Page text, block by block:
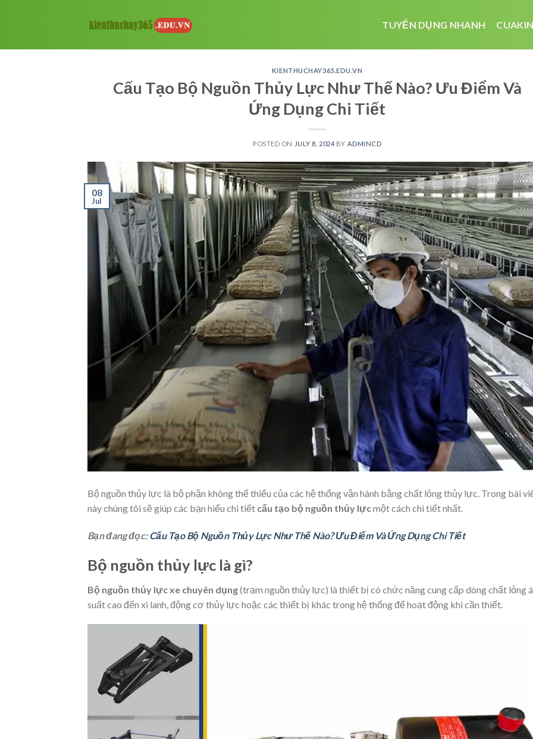
TUYỂN DỤNG NHANH
KIENTHUCHAY365.EDU.VN
Cấu Tạo Bộ Nguồn Thủy Lực Như Thế Nào? Ưu Điểm Và
Ứng Dụng Chi Tiết
POSTED ON JULY 8, 2024 BY ADMINCD
08
Jul
Bộ nguồn thủy lực là bộ phận không thể thiếu của các hệ thống vận hành bằng chất lỏng thủy lực. Trong bài
này chúng tôi sẽ giúp các bạn hiểu chi tiết cấu tạo bộ nguồn thủy lựcmột cách chi tiết nhất.
Bạn đang đọc:Cấu Tạo Bộ Nguồn Thủy Lực Như Thế Nào? Ưu Điểm Và Ứng Dụng Chi Tiết
Bộ nguồn thủy lực là gì?
Bộ nguồn thủy lực xe chuyên dụng(trạm nguồn thủy lực) là thiết bị có chức năng cung cấp dòng chất lỏng
suất cao đến xi lanh, động cơ thủy lực hoặc các thiết bị khác trong hệ thống để hoạt động khi cần thiết.